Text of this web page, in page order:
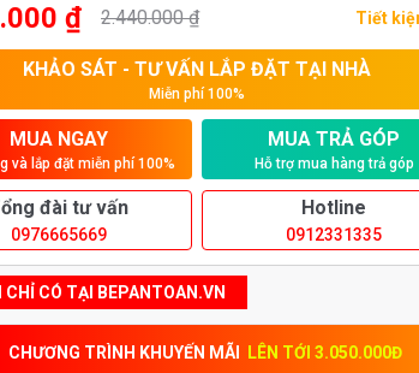
₫ 2.440.000 ₫ Tiết
KHẢO SÁT - TƯ VẤN LẮP ĐẶT TẠI NHÀ
Miễn phí 100%
MUA NGAY
và lắp đặt miễn phí 100%
MUA TRẢ GÓP
Hỗ trợ mua hàng trả góp
đài tư vấn
0976665669
Hotline
0912331335
CHỈ CÓ TẠI BEPANTOAN.VN
CHƯƠNG TRÌNH KHUYẾN MÃI LÊN TỚI 3.050.000Đ